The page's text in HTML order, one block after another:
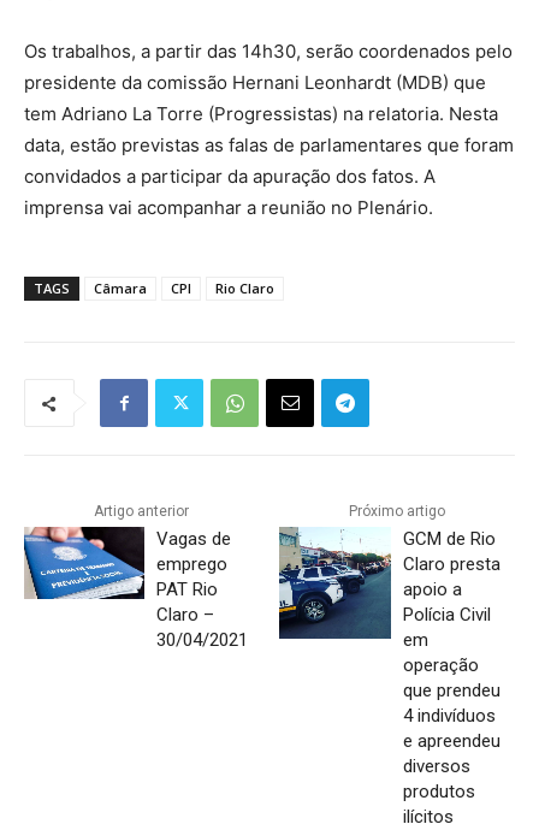
Os trabalhos, a partir das 14h30, serão coordenados pelo
presidente da comissão Hernani Leonhardt (MDB) que
tem Adriano La Torre (Progressistas) na relatoria. Nesta
data, estão previstas as falas de parlamentares que foram
convidados a participar da apuração dos fatos. A
imprensa vai acompanhar a reunião no Plenário.
TAGS Câmara CPI Rio Claro
Artigo anterior
Vagas de
emprego
PAT Rio
Claro –
30/04/2021
Próximo artigo
GCM de Rio
Claro presta
apoio a
Polícia Civil
em
operação
que prendeu
4 indivíduos
e apreendeu
diversos
produtos
ilícitos